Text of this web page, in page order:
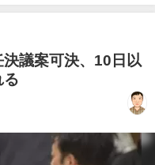
議案可決、10日以
る